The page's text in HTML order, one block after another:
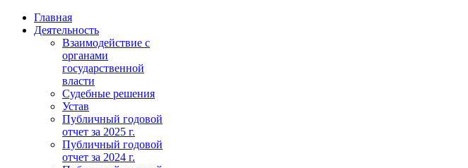
Главная
Деятельность
Взаимодействие с
органами
государственной
власти
Судебные решения
Устав
Публичный годовой
отчет за 2025 г.
Публичный годовой
отчет за 2024 г.